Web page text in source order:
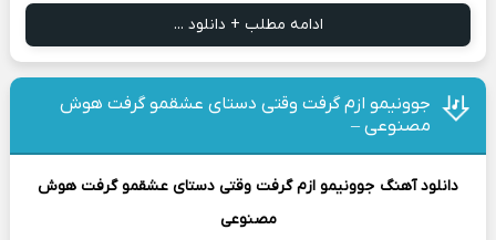
ادامه مطلب + دانلود ...
جوونیمو ازم گرفت وقتی دستای عشقمو گرفت هوش
مصنوعی –
دانلود آهنگ جوونیمو ازم گرفت وقتی دستای عشقمو گرفت هوش
مصنوعی